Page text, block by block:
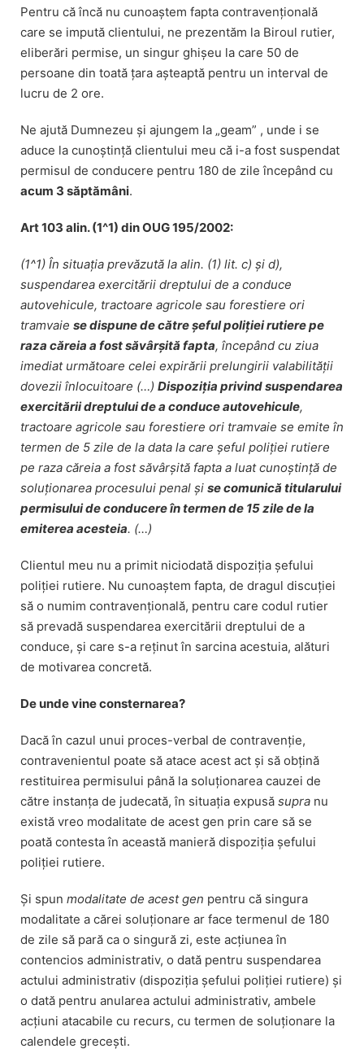
Pentru că încă nu cunoaștem fapta contravențională
care se impută clientului, ne prezentăm la Biroul rutier,
eliberări permise, un singur ghișeu la care 50 de
persoane din toată țara așteaptă pentru un interval de
lucru de 2 ore.
Ne ajută Dumnezeu și ajungem la „geam” , unde i se
aduce la cunoștință clientului meu că i-a fost suspendat
permisul de conducere pentru 180 de zile începând cu
acum 3 săptămâni.
Art 103 alin. (1^1) din OUG 195/2002:
(1^1) În situația prevăzută la alin. (1) lit. c) și d),
suspendarea exercitării dreptului de a conduce
autovehicule, tractoare agricole sau forestiere ori
tramvaie se dispune de către șeful poliției rutiere pe
raza căreia a fost săvârșită fapta, începând cu ziua
imediat următoare celei expirării prelungirii valabilității
dovezii înlocuitoare (…) Dispoziția privind suspendarea
exercitării dreptului de a conduce autovehicule,
tractoare agricole sau forestiere ori tramvaie se emite în
termen de 5 zile de la data la care șeful poliției rutiere
pe raza căreia a fost săvârșită fapta a luat cunoștință de
soluționarea procesului penal și se comunică titularului
permisului de conducere în termen de 15 zile de la
emiterea acesteia. (…)
Clientul meu nu a primit niciodată dispoziția șefului
poliției rutiere. Nu cunoaștem fapta, de dragul discuției
să o numim contravențională, pentru care codul rutier
să prevadă suspendarea exercitării dreptului de a
conduce, și care s-a reținut în sarcina acestuia, alături
de motivarea concretă.
De unde vine consternarea?
Dacă în cazul unui proces-verbal de contravenție,
contravenientul poate să atace acest act și să obțină
restituirea permisului până la soluționarea cauzei de
către instanța de judecată, în situația expusă supra nu
există vreo modalitate de acest gen prin care să se
poată contesta în această manieră dispoziția șefului
poliției rutiere.
Și spun modalitate de acest gen pentru că singura
modalitate a cărei soluționare ar face termenul de 180
de zile să pară ca o singură zi, este acțiunea în
contencios administrativ, o dată pentru suspendarea
actului administrativ (dispoziția șefului poliției rutiere) și
o dată pentru anularea actului administrativ, ambele
acțiuni atacabile cu recurs, cu termen de soluționare la
calendele grecești.